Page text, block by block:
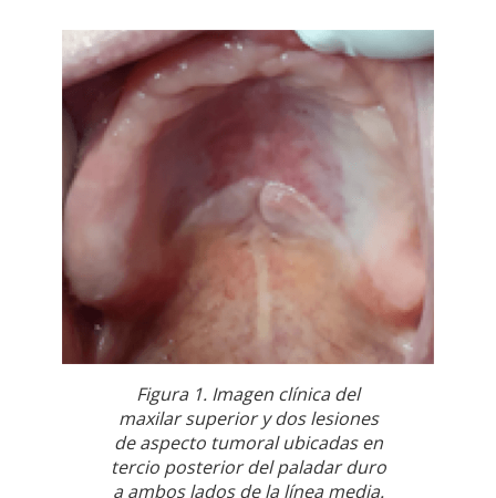
Figura 1. Imagen clínica del
maxilar superior y dos lesiones
de aspecto tumoral ubicadas en
tercio posterior del paladar duro
a ambos lados de la línea media.